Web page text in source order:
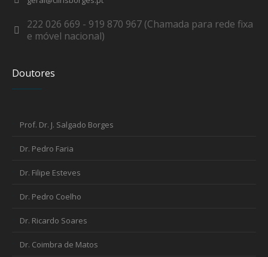
222 026 669 - 919 870 967 (Chamada para rede fixa
e móvel nacional)
Doutores
Prof. Dr. J. Salgado Borges
Dr. Pedro Faria
Dr. Filipe Esteves
Dr. Pedro Coelho
Dr. Ricardo Soares
Dr. Coimbra de Matos